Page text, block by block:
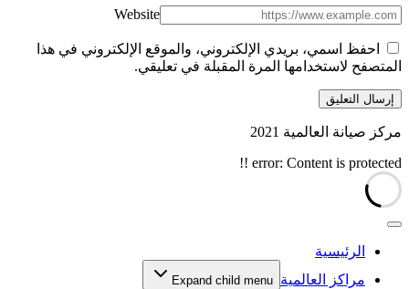
Website
احفظ اسمي، بريدي الإلكتروني، والموقع الإلكتروني في هذا
المتصفح لاستخدامها المرة المقبلة في تعليقي.
مركز صيانة العالمية 2021
error: Content is protected !!
الرئيسية
مراكز العالمية Expand child menu